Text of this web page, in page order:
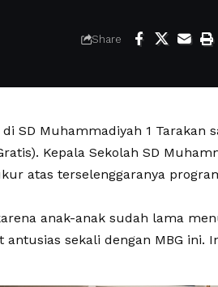
Share
SD Muhammadiyah 1 Tarakan
Kepala Sekolah SD
atas terselenggaranya
anak-anak sudah lama
sekali dengan MBG ini.